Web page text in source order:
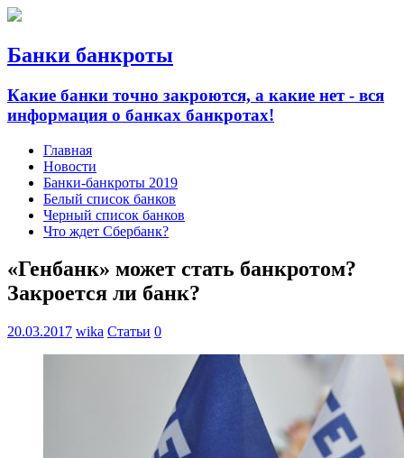
Банки банкроты
Какие банки точно закроются, а какие нет - вся
информация о банках банкротах!
Главная
Новости
Банки-банкроты 2019
Белый список банков
Черный список банков
Что ждет Сбербанк?
«Генбанк» может стать банкротом?
Закроется ли банк?
20.03.2017 wika Статьи 0